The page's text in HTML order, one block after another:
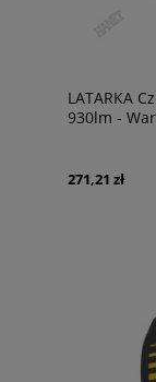
LATARKA
930lm -
271,21 zł